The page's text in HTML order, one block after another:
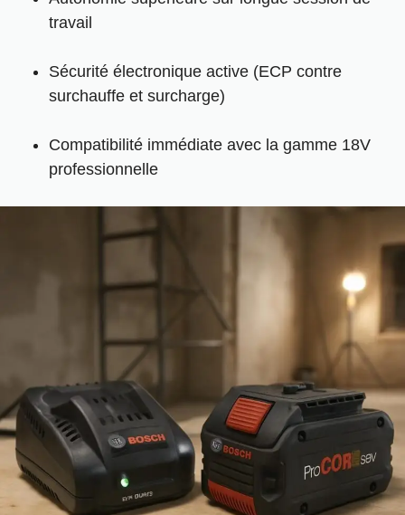
travail
Sécurité électronique active (ECP contre
surchauffe et surcharge)
Compatibilité immédiate avec la gamme 18V
professionnelle